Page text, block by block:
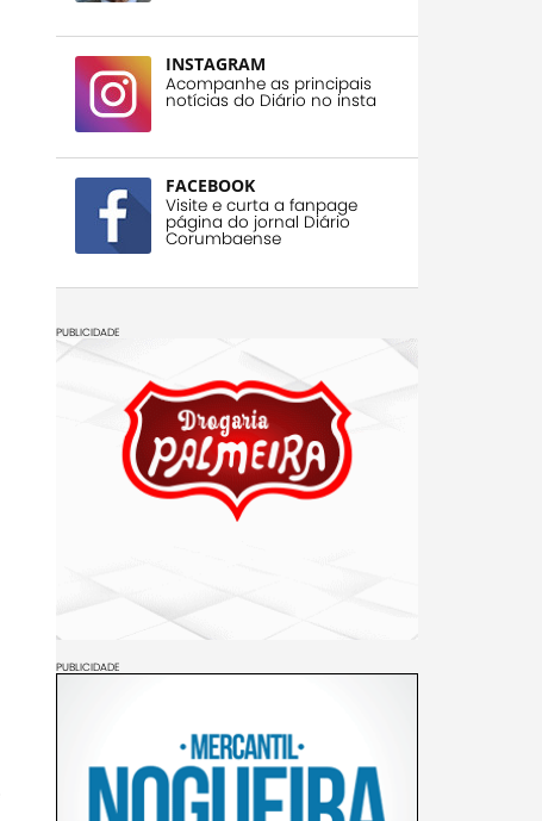
INSTAGRAM
Acompanhe as principais
notícias do Diário no insta
FACEBOOK
Visite e curta a fanpage
página do jornal Diário
Corumbaense
PUBLICIDADE
PUBLICIDADE